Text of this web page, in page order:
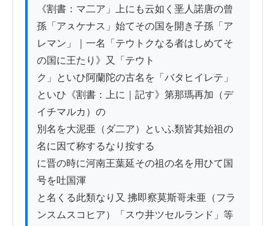
《割書：マ二ア」上にも云如く垩人諾唐の曾
孫「アㇲケナス」始てその国を開き子孫「ア
レマン」｜一名「テウトクなる者はしめてそ
の国に王たり》又「テウト
ク」といひ阿蘭陀の古名を「バタヒイレテ」
といひ《割書：上に｜記す》第那瑪再加（デ
イチマルカ）の
別名を大泥亜（ダ二ア）といふ類皆其始祖の
名に因て称するなり按する
に晋の時に河南王葉延その祖の名を用ひて国
号を吐国渾
と名くる此類なり又 拂即察莫斯哥未亜（フラ
ンスムスコヒア）「スウ井ツセルランド」等